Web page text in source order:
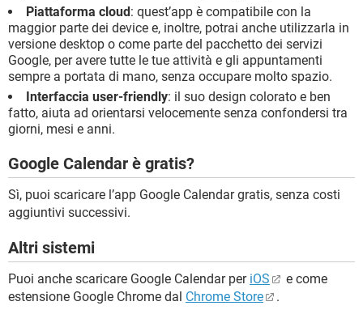
Piattaforma cloud: quest’app è compatibile con la
maggior parte dei device e, inoltre, potrai anche utilizzarla in
versione desktop o come parte del pacchetto dei servizi
Google, per avere tutte le tue attività e gli appuntamenti
sempre a portata di mano, senza occupare molto spazio.
Interfaccia user-friendly: il suo design colorato e ben
fatto, aiuta ad orientarsi velocemente senza confondersi tra
giorni, mesi e anni.
Google Calendar è gratis?
Sì, puoi scaricare l’app Google Calendar gratis, senza costi
aggiuntivi successivi.
Altri sistemi
Puoi anche scaricare Google Calendar per iOS
e come
estensione Google Chrome dal Chrome Store .